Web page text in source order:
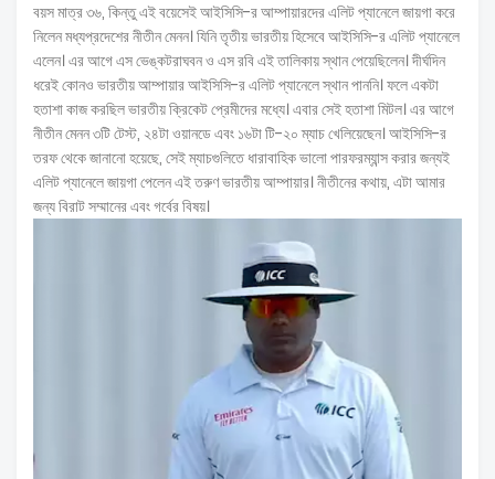
বয়স মাত্র ৩৬, কিন্তু এই বয়েসেই আইসিসি-র আম্পায়ারদের এলিট প্যানেলে জায়গা করে
নিলেন মধ্যপ্রদেশের নীতীন মেনন। যিনি তৃতীয় ভারতীয় হিসেবে আইসিসি-র এলিট প্যানেলে
এলেন। এর আগে এস ভেঙ্কটরাঘবন ও এস রবি এই তালিকায় স্থান পেয়েছিলেন। দীর্ঘদিন
ধরেই কোনও ভারতীয় আম্পায়ার আইসিসি-র এলিট প্যানেলে স্থান পাননি। ফলে একটা
হতাশা কাজ করছিল ভারতীয় ক্রিকেট প্রেমীদের মধ্যে। এবার সেই হতাশা মিটল। এর আগে
নীতীন মেনন ৩টি টেস্ট, ২৪টা ওয়ানডে এবং ১৬টা টি-২০ ম্যাচ খেলিয়েছেন। আইসিসি-র
তরফ থেকে জানানো হয়েছে, সেই ম্যাচগুলিতে ধারাবাহিক ভালো পারফরম্যান্স করার জন্যই
এলিট প্যানেলে জায়গা পেলেন এই তরুণ ভারতীয় আম্পায়ার। নীতীনের কথায়, এটা আমার
জন্য বিরাট সম্মানের এবং গর্বের বিষয়।